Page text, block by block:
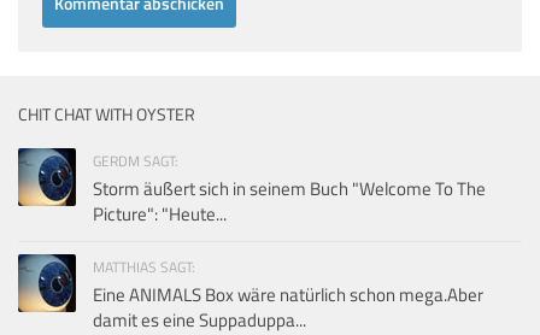
CHIT CHAT WITH OYSTER
GERDM SAGT:
Storm äußert sich in seinem Buch "Welcome To The
Picture": "Heute...
MATTHIAS SAGT:
Eine ANIMALS Box wäre natürlich schon mega.Aber
damit es eine Suppaduppa...